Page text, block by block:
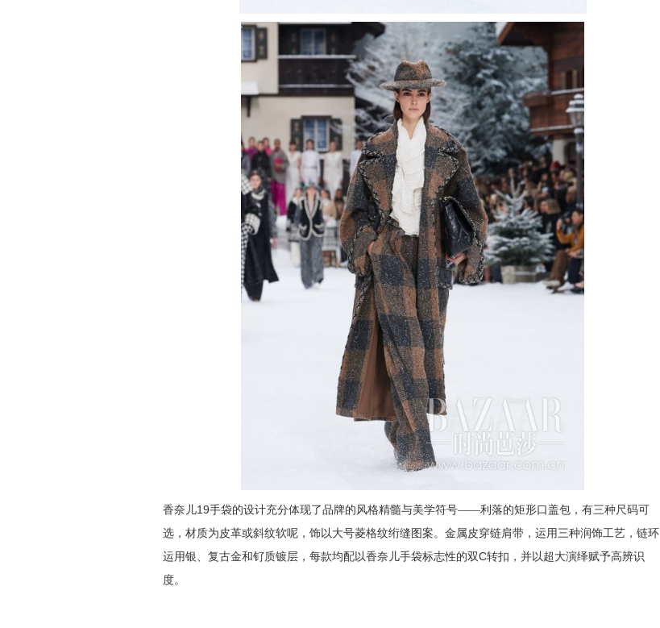
香奈儿19手袋的设计充分体现了品牌的风格精髓与美学符号——利落的矩形口盖包，有三种尺码可
选，材质为皮革或斜纹软呢，饰以大号菱格纹绗缝图案。金属皮穿链肩带，运用三种润饰工艺，链环
运用银、复古金和钌质镀层，每款均配以香奈儿手袋标志性的双C转扣，并以超大演绎赋予高辨识
度。